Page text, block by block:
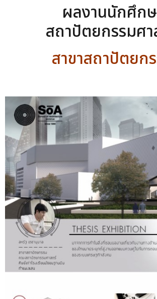
ผลงานนักศึก
สถาปัตยกรรมศ
สาขาสถาปัตยก